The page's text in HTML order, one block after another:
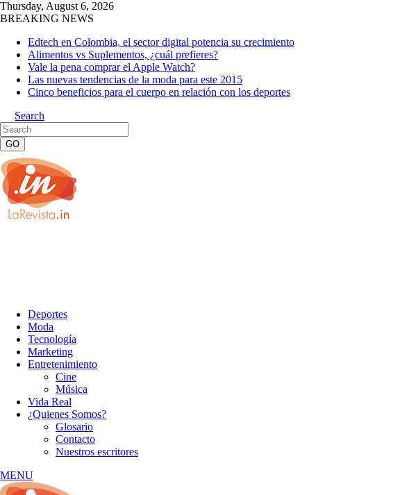
Thursday, August 6, 2026
BREAKING NEWS
Edtech en Colombia, el sector digital potencia su crecimiento
Alimentos vs Suplementos, ¿cuál prefieres?
Vale la pena comprar el Apple Watch?
Las nuevas tendencias de la moda para este 2015
Cinco beneficios para el cuerpo en relación con los deportes
Search
Deportes
Moda
Tecnología
Marketing
Entretenimiento
Cine
Música
Vida Real
¿Quienes Somos?
Glosario
Contacto
Nuestros escritores
MENU